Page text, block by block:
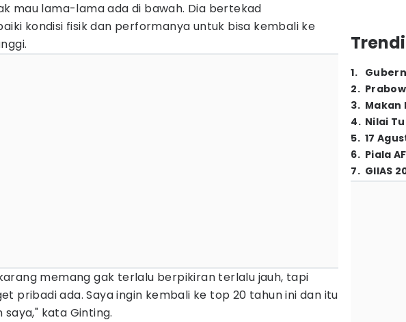
mau lama-lama ada di bawah. Dia bertekad
kondisi fisik dan performanya untuk bisa kembali ke
memang gak terlalu berpikiran terlalu jauh, tapi
pribadi ada. Saya ingin kembali ke top 20 tahun ini dan itu
saya," kata Ginting.
1.
2.
3. Makan
4. Nilai
5. 17
6. Piala
7. GIIAS